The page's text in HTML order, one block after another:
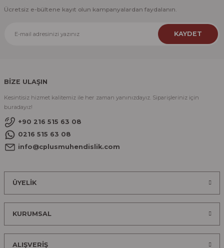
Ücretsiz e-bültene kayıt olun kampanyalardan faydalanın.
KAYDET
BİZE ULAŞIN
Kesintisiz hizmet kalitemiz ile her zaman yanınızdayız. Siparişleriniz için
buradayız!
+90 216 515 63 08
0216 515 63 08
info@cplusmuhendislik.com
ÜYELİK
KURUMSAL
ALIŞVERİŞ